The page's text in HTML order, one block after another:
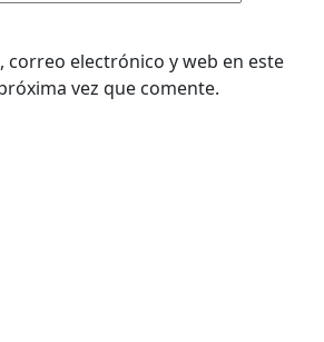
correo electrónico y web en este
vez que comente.